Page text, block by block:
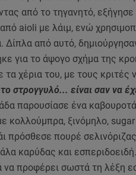
από το τηγανητό, εξήγησε
aioli με λάιμ, ενώ
Δίπλα από αυτό,
για το άψογο σχήμα της
χέρια του, με τους κριτές
στρογγυλό... είναι σαν να
παρουσίασε ένα
κολλούμπρα, ξινόμηλο,
πρόσθεσε πουρέ
καρύδας και
προφέρει σωστά τη λέξη